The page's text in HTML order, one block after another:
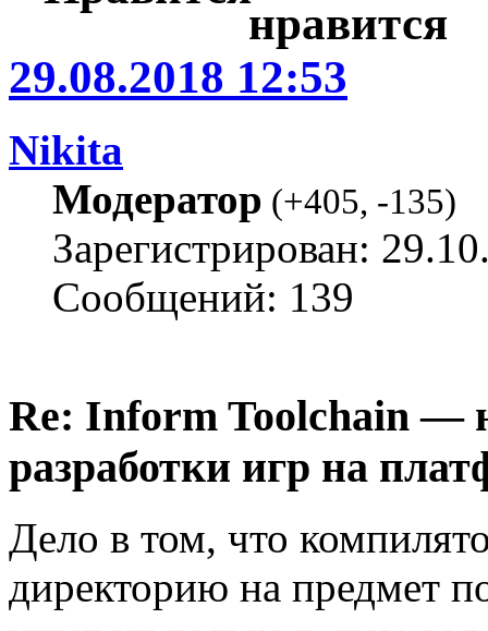
29.08.2018 12:53
Nikita
Модератор (+405, -135)
Зарегистрирован:
Сообщений: 139
Re: Inform Toolchain —
разработки игр на
Дело в том, что
директорию на предмет